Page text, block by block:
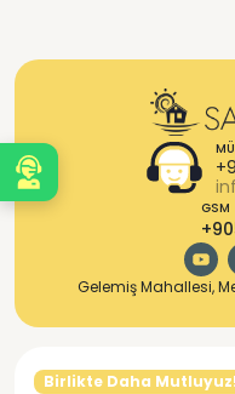
GSM
Gelemiş Mahallesi,
Birlikte Daha Mutluyuz!
Sizi Arayalım